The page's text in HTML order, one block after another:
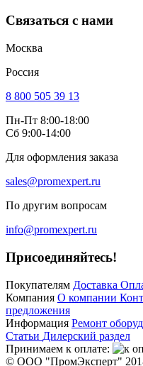
Связаться с нами
Москва
Россия
8 800 505 39 13
Пн-Пт 8:00-18:00
Сб 9:00-14:00
Для оформления заказа
sales@promexpert.ru
По другим вопросам
info@promexpert.ru
Присоединяйтесь!
Покупателям Доставка
Компания О компании
предложения
Информация Ремонт
Статьи Дилерский раздел
Принимаем к оплате:
© ООО "ПромЭксперт"